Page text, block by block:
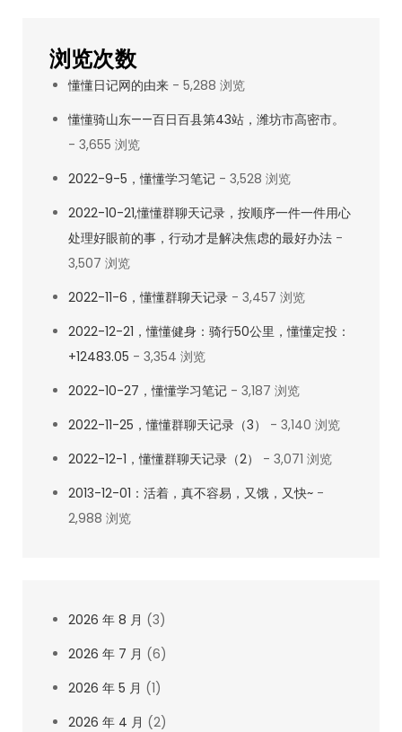
浏览次数
懂懂日记网的由来 - 5,288 浏览
懂懂骑山东——百日百县第43站，潍坊市高密市。
- 3,655 浏览
2022-9-5，懂懂学习笔记 - 3,528 浏览
2022-10-21,懂懂群聊天记录，按顺序一件一件用心
处理好眼前的事，行动才是解决焦虑的最好办法 -
3,507 浏览
2022-11-6，懂懂群聊天记录 - 3,457 浏览
2022-12-21，懂懂健身：骑行50公里，懂懂定投：
+12483.05 - 3,354 浏览
2022-10-27，懂懂学习笔记 - 3,187 浏览
2022-11-25，懂懂群聊天记录（3）
- 3,140 浏览
2022-12-1，懂懂群聊天记录（2）
- 3,071 浏览
2013-12-01：活着，真不容易，又饿，又快~ -
2,988 浏览
2026 年 8 月 (3)
2026 年 7 月 (6)
2026 年 5 月 (1)
2026 年 4 月 (2)